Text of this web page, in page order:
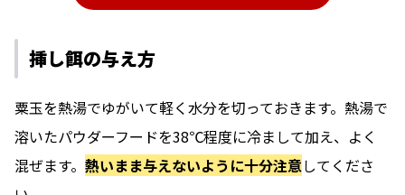
挿し餌の与え方
粟玉を熱湯でゆがいて軽く水分を切っておきます。熱湯で
溶いたパウダーフードを38℃程度に冷まして加え、よく
混ぜます。 熱いまま与えないように十分注意してくださ